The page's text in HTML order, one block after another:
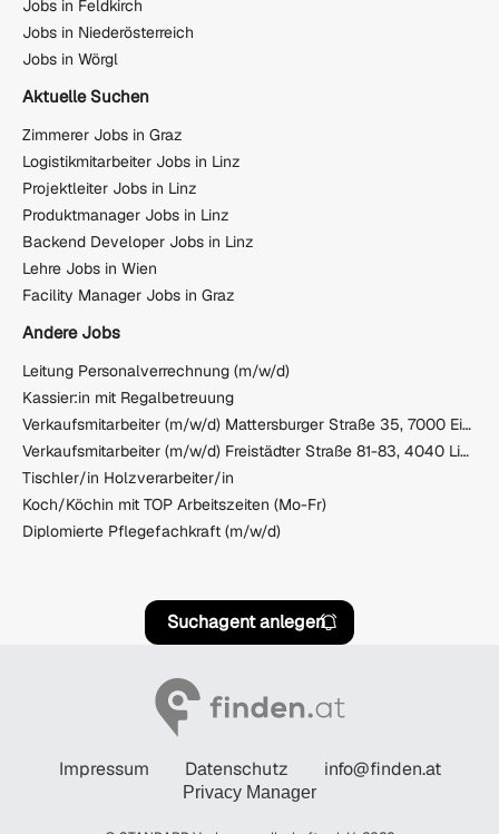
Jobs in Feldkirch
Jobs in Niederösterreich
Jobs in Wörgl
Aktuelle Suchen
Zimmerer Jobs in Graz
Logistikmitarbeiter Jobs in Linz
Projektleiter Jobs in Linz
Produktmanager Jobs in Linz
Backend Developer Jobs in Linz
Lehre Jobs in Wien
Facility Manager Jobs in Graz
Andere Jobs
Leitung Personalverrechnung (m/w/d)
Kassier:in mit Regalbetreuung
Verkaufsmitarbeiter (m/w/d) Mattersburger Straße 35, 7000 Eisenstadt
Verkaufsmitarbeiter (m/w/d) Freistädter Straße 81-83, 4040 Linz/Urfahr
Tischler/in Holzverarbeiter/in
Koch/Köchin mit TOP Arbeitszeiten (Mo-Fr)
Diplomierte Pflegefachkraft (m/w/d)
Suchagent anlegen
Impressum Datenschutz info@finden.at
Privacy Manager